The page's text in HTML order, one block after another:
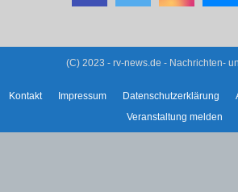
(C) 2023 - rv-news.de - Nachrichten-
Kontakt Impressum Datenschutzerklärung
Veranstaltung melden